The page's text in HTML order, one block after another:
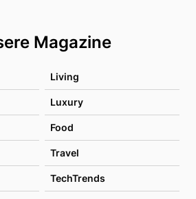
Magazine
Living
Luxury
Food
Travel
TechTrends